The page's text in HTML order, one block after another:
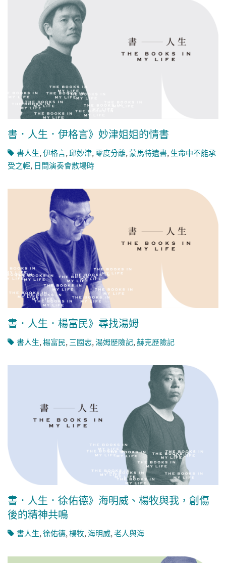
書．人生．伊格言》妙津姐姐的情書
書人生,伊格言, 邱妙津,零度分離, 蒙馬特遺書, 生命中不能承
受之輕, 日間演奏會散場時
書．人生．楊富民》尋找湯姆
書人生,楊富民,三國志,湯姆歷險記,赫克歷險記
書．人生．徐佑德》海明威、楊牧與我，創傷
後的精神共鳴
書人生,徐佑德,楊牧, 海明威,老人與海